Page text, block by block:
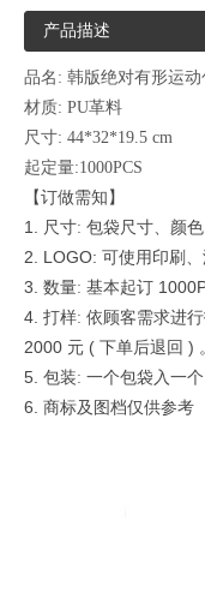
产品描述
品名: 韩版绝对有形运动
材质: PU革料
尺寸: 44*32*19.5 cm
起定量:1000PCS
【订做需知】
1.
尺寸: 包袋尺寸、颜
2. LOGO: 可使用印刷、
3. 数量: 基本起订
4. 打样: 依顾客需求进
2000 元 ( 下单后退回 ) 。
5. 包装: 一个包袋入一个
6. 商标及图档仅供参考